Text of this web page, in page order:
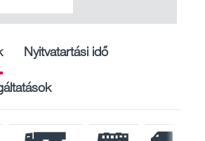
Nyitvatartási idő